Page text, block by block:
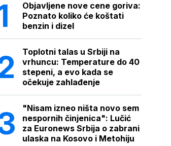
Objavljene nove cene goriva:
Poznato koliko će koštati
benzin i dizel
Toplotni talas u Srbiji na
vrhuncu: Temperature do 40
stepeni, a evo kada se
očekuje zahlađenje
"Nisam izneo ništa novo sem
nespornih činjenica": Lučić
za Euronews Srbija o zabrani
ulaska na Kosovo i Metohiju